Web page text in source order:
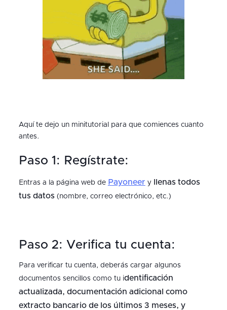
Aquí te dejo un minitutorial para que comiences cuanto
antes.
Paso 1: Regístrate:
Entras a la página web de Payoneer y
llenas todos
tus datos (nombre, correo electrónico, etc.)
Paso 2: Verifica tu cuenta:
Para verificar tu cuenta, deberás cargar algunos
documentos sencillos como tu identificación
actualizada, documentación adicional como
extracto bancario de los últimos 3 meses, y